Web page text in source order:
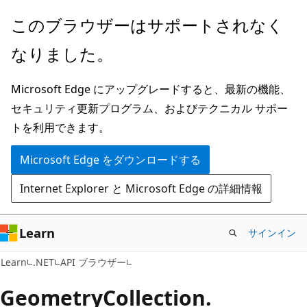
メ
ン
ン
テ
ン
ツ
に
ス
キ
ッ
プ
ペ
ジ
ナ
ビ
ゲ
ー
シ
ョ
ン
に
ス
キ
ッ
このブラウザーはサポートされなく
なりました。
Microsoft Edge にアップグレードすると、最新の機能、
セキュリティ更新プログラム、およびテクニカル サポー
トを利用できます。
Microsoft Edge をダウンロードする
Internet Explorer と Microsoft Edge の詳細情報
Learn サインイン
Learn .NET API ブラウザー
GeometryCollection.